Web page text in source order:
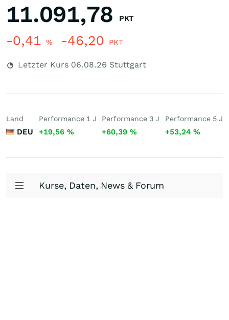
11.091,78 PKT
-0,41 % -46,20 PKT
Letzter Kurs 06.08.26 Stuttgart
Land
DEU
Performance 1 J
+19,56 %
Performance 3 J
+60,39%
Performance 5 J
+53,24 %
Kurse, Daten, News & Forum